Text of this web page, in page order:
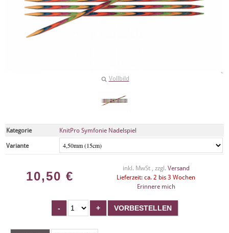
Vollbild
Kategorie KnitPro Symfonie Nadelspiel
Variante
10,50 €
inkl. MwSt , zzgl. Versand
Lieferzeit: ca. 2 bis 3 Wochen
Erinnere mich